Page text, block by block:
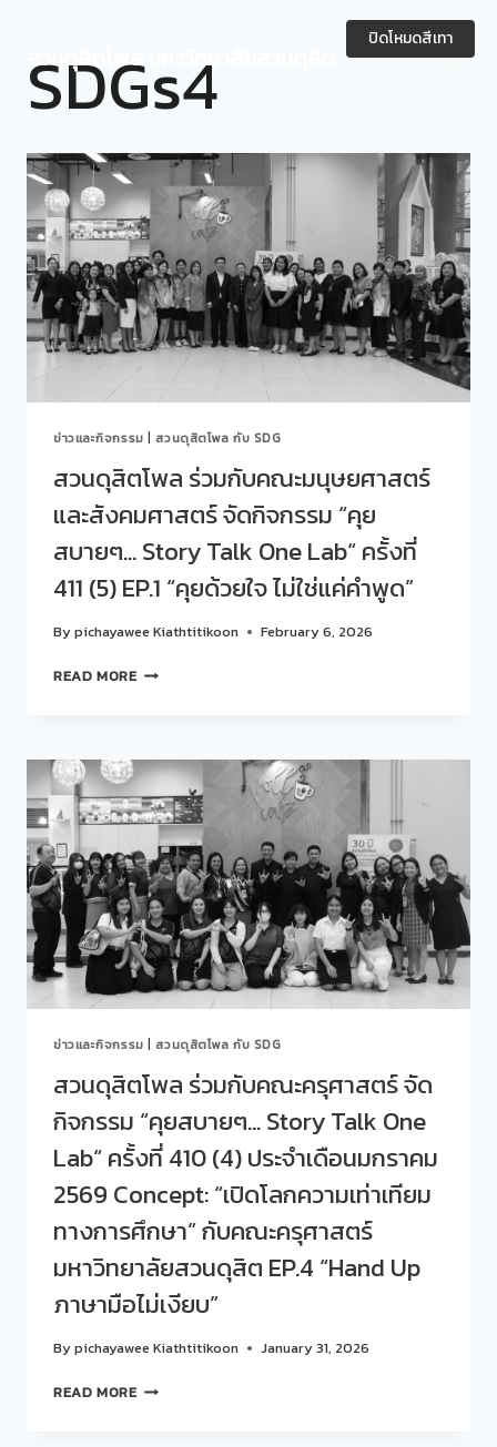
contentสวนดุสิตโพล มหาวิทยาลัยสวนดุสิต
SDGs4
ข่าวและกิจกรรม สวนดุสิตโพล กับ SDG
สวนดุสิตโพล ร่วมกับคณะมนุษยศาสตร์
และสังคมศาสตร์ จัดกิจกรรม “คุย
สบายๆ… Story Talk One Lab“ ครั้งที่
411 (5) EP.1 “คุยด้วยใจ ไม่ใช่แค่คำพูด”
Bypichayawee Kiathtitikoon February 6, 2026
READ MOREสวน
ร่วม
กับ
คณะ
มนุษยศาสตร์
และ
สังคมศาสตร์
จัด
กิจกรรม
“คุย
สบายๆ…
STORY
LAB“
ครั้ง
ที่
411
(5)
EP.1
ด้วย
ใจ
ไม่ใช่
แค่
คำ
พูด”
ข่าวและกิจกรรม สวนดุสิตโพล กับ SDG
สวนดุสิตโพล ร่วมกับคณะครุศาสตร์ จัด
กิจกรรม “คุยสบายๆ… Story Talk One
Lab“ ครั้งที่ 410 (4) ประจำเดือนมกราคม
2569 Concept: “เปิดโลกความเท่าเทียม
ทางการศึกษา” กับคณะครุศาสตร์
มหาวิทยาลัยสวนดุสิต EP.4 “Hand Up
ภาษามือไม่เงียบ”
Bypichayawee Kiathtitikoon January 31, 2026
READ MOREสวน
ปิดโหมดสีเทา